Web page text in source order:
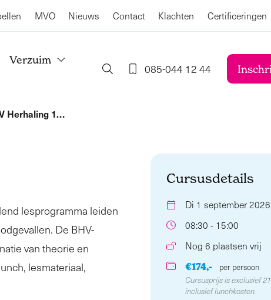
MVO Nieuws Contact Klachten Certificeringen
Verzuim
085-044 12 44
Herhaling 1…
lesprogramma leiden
De BHV-
van theorie en
lesmateriaal,
Cursusdetails
Di 1 september 2026
08:30 - 15:00
Nog 6 plaatsen vrij
€174,-
per persoon
Cursusprijs is exclusief
inclusief lunchkosten.